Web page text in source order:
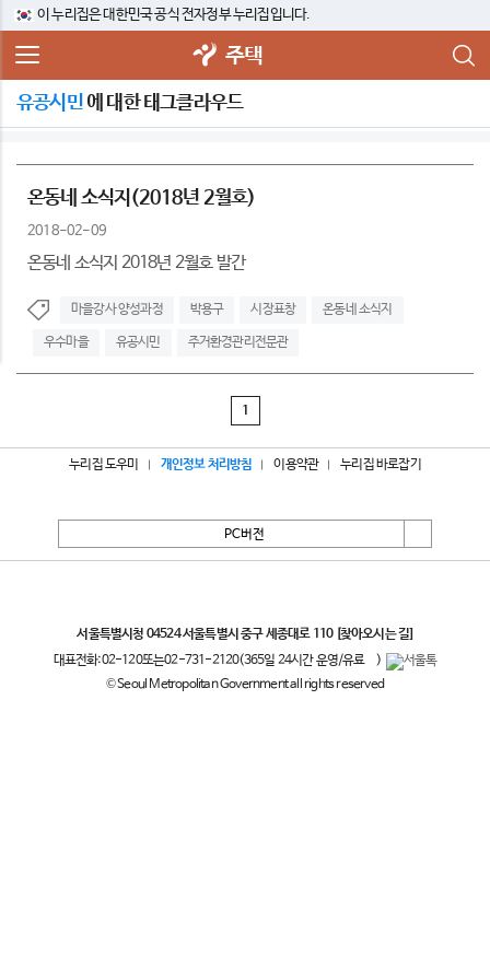
이 누리집은 대한민국 공식 전자정부 누리집입니다.
주택
유공시민에 대한 태그클라우드
온동네 소식지(2018년 2월호)
2018-02-09
온동네 소식지 2018년 2월호 발간
마을강사 양성과정 박용구 시장표창 온동네 소식지
우수마을 유공시민 주거환경관리전문관
1
누리집 도우미 개인정보 처리방침 이용약관 누리집 바로잡기
PC버전
서울특별시청 04524 서울특별시 중구 세종대로 110 [찾아오시는 길]
대표전화:02-120또는02-731-2120(365일 24시간 운영/유료
)
© Seoul Metropolitan Government all rights reserved